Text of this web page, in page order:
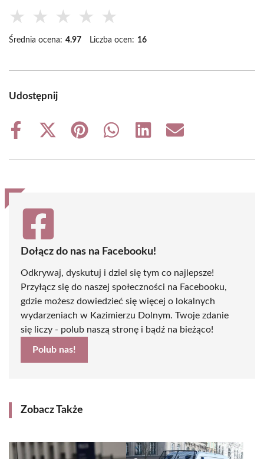
★ ★ ★ ★ ★
Średnia ocena: 4.97 Liczba ocen: 16
Udostępnij
Share
Share
(Twitter)
Share
Share
Share
Share
Dołącz do nas na Facebooku!
Odkrywaj, dyskutuj i dziel się tym co najlepsze!
Przyłącz się do naszej społeczności na Facebooku,
gdzie możesz dowiedzieć się więcej o lokalnych
wydarzeniach w Kazimierzu Dolnym. Twoje zdanie
się liczy - polub naszą stronę i bądź na bieżąco!
Polub nas!
Zobacz Także